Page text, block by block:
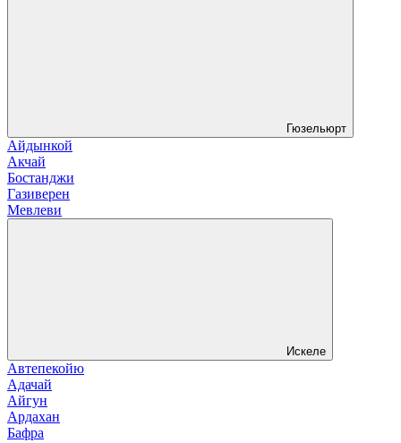
Гюзельюрт
Айдынкой
Акчай
Бостанджи
Газиверен
Мевлеви
Искеле
Автепекойю
Адачай
Айгун
Ардахан
Бафра